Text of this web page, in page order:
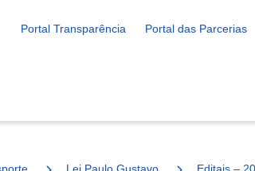
Portal Transparência Portal das Parcerias